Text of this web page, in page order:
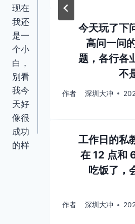
现在
我还
是一
个小
白，
别看
我今
天好
像很
成功
的样
今天玩了下
高问一问
题，各行各
不
作者 深圳大冲
工作日的私
在 12 点和
吃饭了，
作者 深圳大冲